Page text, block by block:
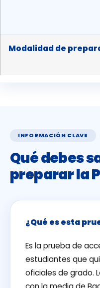
Modalidad de
INFORMACIÓN CLAVE
Qué debes
preparar la
¿Qué es esta
Es la prueba de
estudiantes que
oficiales de grado.